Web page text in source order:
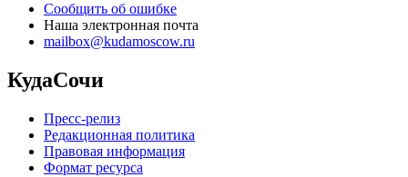
Сообщить об ошибке
Наша электронная почта
mailbox@kudamoscow.ru
КудаСочи
Пресс-релиз
Редакционная политика
Правовая информация
Формат ресурса